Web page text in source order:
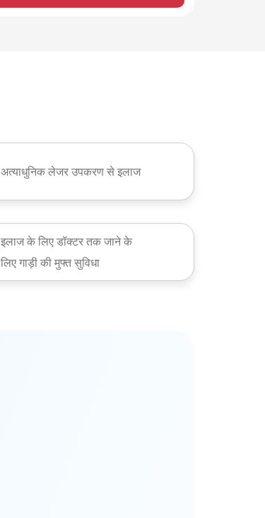
अत्याधुनिक लेजर उपकरण से इलाज
इलाज के लिए डॉक्टर तक जाने के
लिए गाड़ी की मुफ्त सुविधा